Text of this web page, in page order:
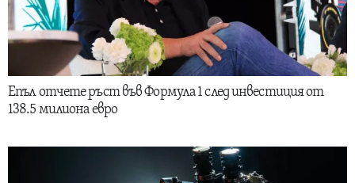
Епъл отчете ръст във Формула 1 след инвестиция от
138.5 милиона евро